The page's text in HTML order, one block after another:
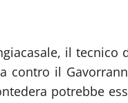
il tecnico
contro il
potrebbe